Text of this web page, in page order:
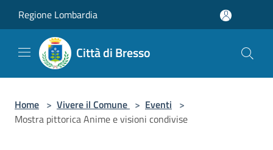
Regione Lombardia
Città di Bresso
Home > Vivere il Comune > Eventi >
Mostra pittorica Anime e visioni condivise